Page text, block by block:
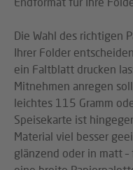
Die Wahl des richtigen
Ihrer Folder
ein Faltblatt drucken
Mitnehmen anregen
leichtes 115 Gramm
Speisekarte ist
Material viel besser
glänzend oder in matt